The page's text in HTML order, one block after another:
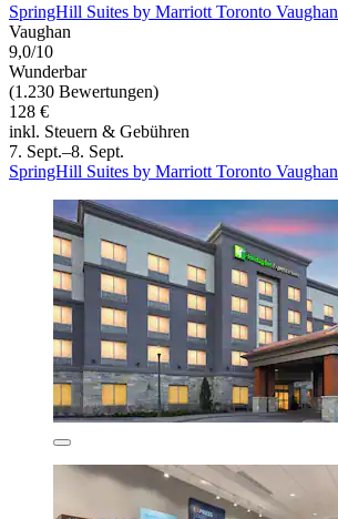
SpringHill Suites by Marriott Toronto Vaughan
Vaughan
9,0/10
Wunderbar
(1.230 Bewertungen)
128 €
inkl. Steuern & Gebühren
7. Sept.–8. Sept.
SpringHill Suites by Marriott Toronto Vaughan